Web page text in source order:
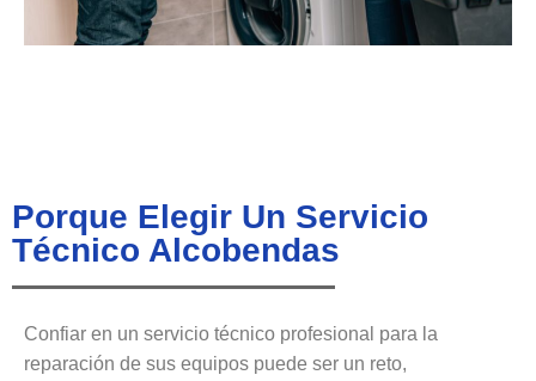
Porque Elegir Un Servicio
Técnico Alcobendas
Confiar en un servicio técnico profesional para la
reparación de sus equipos puede ser un reto,